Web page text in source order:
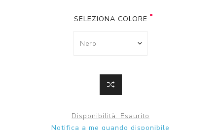
SELEZIONA COLORE
Disponibilità: Esaurito